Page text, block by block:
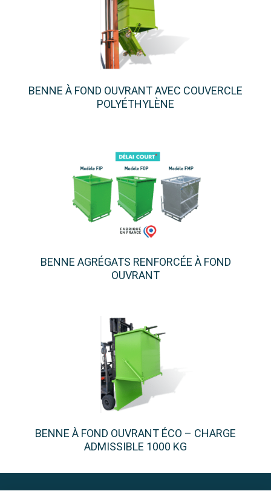
BENNE À FOND OUVRANT AVEC COUVERCLE
POLYÉTHYLÈNE
BENNE AGRÉGATS RENFORCÉE À FOND
OUVRANT
BENNE À FOND OUVRANT ÉCO – CHARGE
ADMISSIBLE 1000 KG